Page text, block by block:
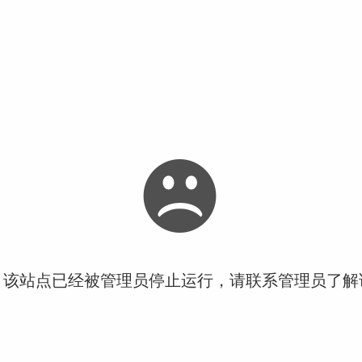
站点已经被管理员停止运行，请联系管理员了